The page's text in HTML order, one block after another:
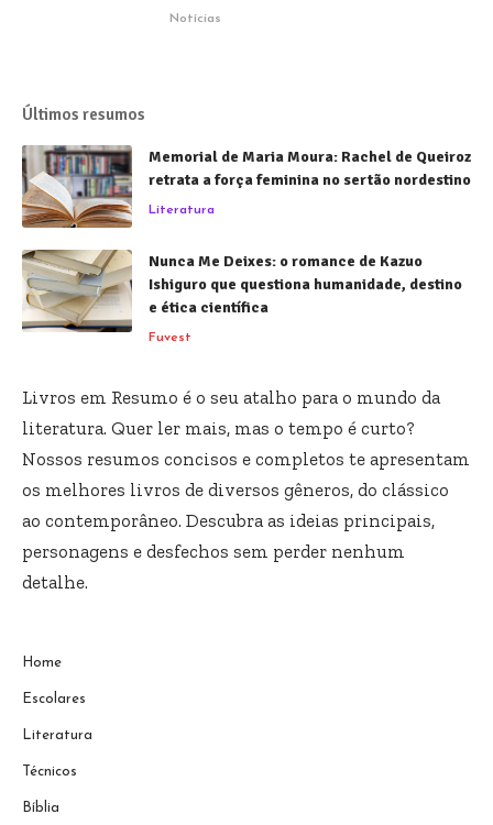
Notícias
Últimos resumos
Memorial de Maria Moura: Rachel de Queiroz
retrata a força feminina no sertão nordestino
Literatura
Nunca Me Deixes: o romance de Kazuo
Ishiguro que questiona humanidade, destino
e ética científica
Fuvest
Livros em Resumo é o seu atalho para o mundo da
literatura. Quer ler mais, mas o tempo é curto?
Nossos resumos concisos e completos te apresentam
os melhores livros de diversos gêneros, do clássico
ao contemporâneo. Descubra as ideias principais,
personagens e desfechos sem perder nenhum
detalhe.
Home
Escolares
Literatura
Técnicos
Bíblia